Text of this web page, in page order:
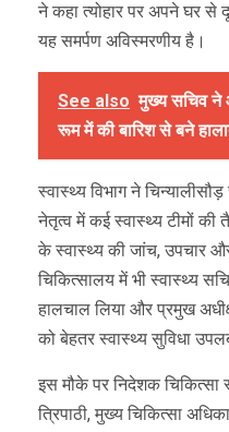
ने कहा त्योहार पर अपने घर से
यह समर्पण अविस्मरणीय है।
See also मुख्य सचिव ने
रूम में की बारिश से बने
स्वास्थ्य विभाग ने
नेतृत्व में कई स्वास्थ्य टीमों की
के स्वास्थ्य की जांच, उपचार
चिकित्सालय में भी स्वास्थ्य
हालचाल लिया और प्रमुख
को बेहतर स्वास्थ्य सुविधा
इस मौके पर निदेशक चिकित्सा
त्रिपाठी, मुख्य चिकित्सा